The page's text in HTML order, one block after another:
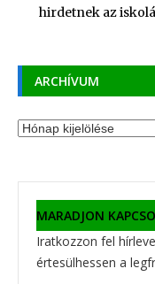
hirdetnek az
ARCHÍVUM
Archívum
MARADJON
Iratkozzon fel
értesülhessen a